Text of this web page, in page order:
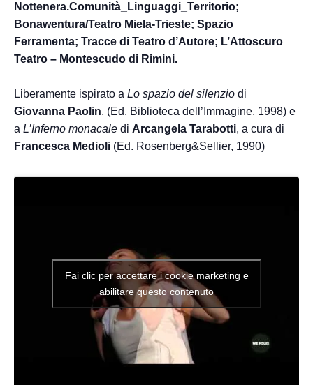
Nottenera.Comunità_Linguaggi_Territorio;
Bonawentura/Teatro Miela-Trieste; Spazio
Ferramenta; Tracce di Teatro d’Autore; L’Attoscuro
Teatro – Montescudo di Rimini.
Liberamente ispirato a Lo spazio del silenzio di
Giovanna Paolin, (Ed. Biblioteca dell’Immagine, 1998) e
a L’Inferno monacale di Arcangela Tarabotti, a cura di
Francesca Medioli (Ed. Rosenberg&Sellier, 1990)
Fai clic per accettare i cookie marketing e
abilitare questo contenuto